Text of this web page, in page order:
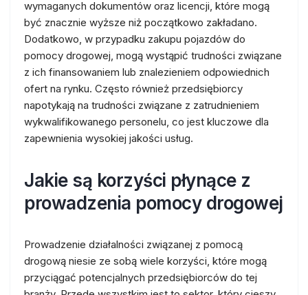
wymaganych dokumentów oraz licencji, które mogą
być znacznie wyższe niż początkowo zakładano.
Dodatkowo, w przypadku zakupu pojazdów do
pomocy drogowej, mogą wystąpić trudności związane
z ich finansowaniem lub znalezieniem odpowiednich
ofert na rynku. Często również przedsiębiorcy
napotykają na trudności związane z zatrudnieniem
wykwalifikowanego personelu, co jest kluczowe dla
zapewnienia wysokiej jakości usług.
Jakie są korzyści płynące z
prowadzenia pomocy drogowej
Prowadzenie działalności związanej z pomocą
drogową niesie ze sobą wiele korzyści, które mogą
przyciągać potencjalnych przedsiębiorców do tej